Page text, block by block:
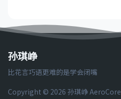
孙琪峥
比花言巧语更难的是学会闭嘴
Copyright © 2026 孙琪峥AeroCore